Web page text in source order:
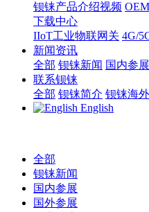
钡铼产品介绍视频
下载中心
IIoT工业物联网关 4G/
新闻资讯
全部 钡铼新闻 国内参展
联系钡铼
全部 钡铼简介 钡铼海外
English
全部
钡铼新闻
国内参展
国外参展